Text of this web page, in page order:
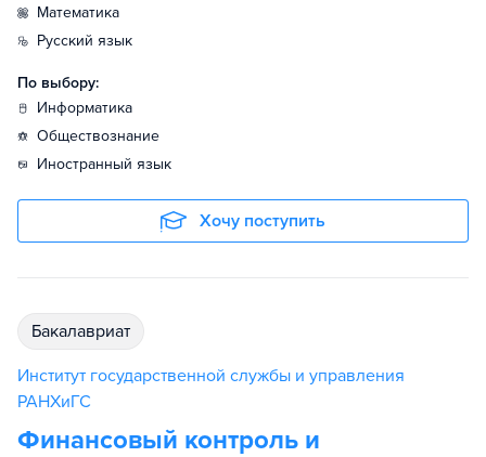
математика
русский язык
По выбору:
информатика
обществознание
иностранный язык
Хочу поступить
бакалавриат
Институт государственной службы и управления
РАНХиГС
Финансовый контроль и